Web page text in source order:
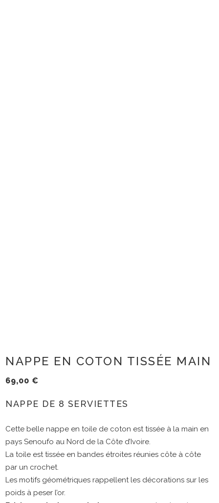
NAPPE EN COTON TISSÉE MAIN
69,00 €
NAPPE DE 8 SERVIETTES
Cette belle nappe en toile de coton est tissée à la main en
pays Senoufo au Nord de la Côte d’Ivoire.
La toile est tissée en bandes étroites réunies côte à côte
par un crochet.
Les motifs géométriques rappellent les décorations sur les
poids à peser l’or.